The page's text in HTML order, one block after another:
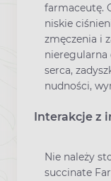
farmaceutę.
niskie
zmęczenia i
nieregularna
serca,
nudności,
Interakcje z
Nie należy
succinate